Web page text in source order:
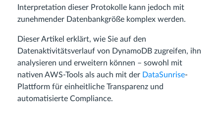
Interpretation dieser Protokolle kann jedoch mit
zunehmender Datenbankgröße komplex werden.
Dieser Artikel erklärt, wie Sie auf den
Datenaktivitätsverlauf von DynamoDB zugreifen, ihn
analysieren und erweitern können – sowohl mit
nativen AWS-Tools als auch mit der DataSunrise-
Plattform für einheitliche Transparenz und
automatisierte Compliance.